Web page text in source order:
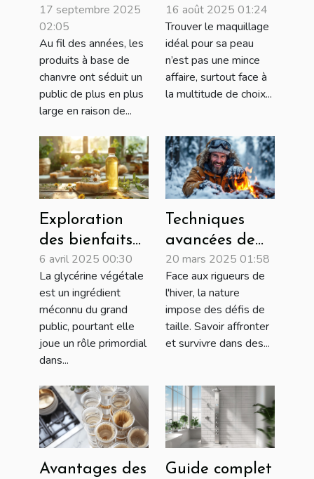
économies sur
les achats de
produits à
base de
chanvre ?
17 septembre 2025
02:05
Au fil des années, les
produits à base de
chanvre ont séduit un
public de plus en plus
large en raison de...
maquillage
Younique pour
votre type de
peau ?
16 août 2025 01:24
Trouver le maquillage
idéal pour sa peau
n’est pas une mince
affaire, surtout face à
la multitude de choix...
Exploration
des bienfaits
de la glycérine
végétale dans
les savons
artisanaux
6 avril 2025 00:30
La glycérine végétale
est un ingrédient
méconnu du grand
public, pourtant elle
joue un rôle primordial
dans...
Techniques
avancées de
survie en
conditions
hivernales
extrêmes
20 mars 2025 01:58
Face aux rigueurs de
l'hiver, la nature
impose des défis de
taille. Savoir affronter
et survivre dans des...
Avantages des
Guide complet